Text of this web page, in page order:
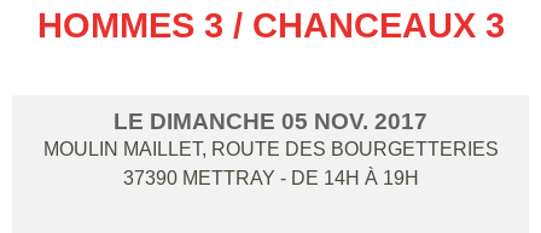
HOMMES 3 / CHANCEAUX 3
LE DIMANCHE 05 NOV. 2017
MOULIN MAILLET, ROUTE DES BOURGETTERIES
37390 METTRAY - DE 14H À 19H